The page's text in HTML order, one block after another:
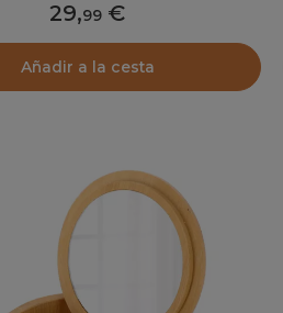
29,99
Añadir a la cesta